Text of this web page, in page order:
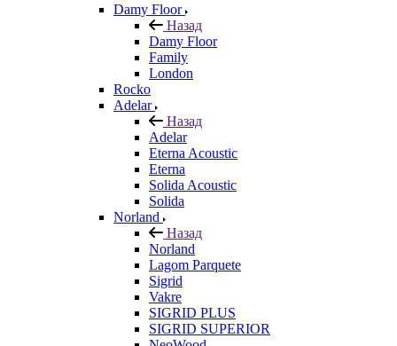
Damy Floor
Назад
Damy Floor
Family
London
Rocko
Adelar
Назад
Adelar
Eterna Acoustic
Eterna
Solida Acoustic
Solida
Norland
Назад
Norland
Lagom Parquete
Sigrid
Vakre
SIGRID PLUS
SIGRID SUPERIOR